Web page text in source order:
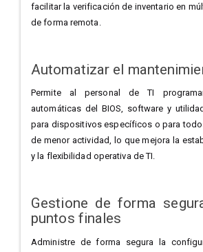
facilitar la verificación de inventario en
de forma remota.
Automatizar el
Permite al personal de TI
automáticas del BIOS, software y
para dispositivos específicos o para
de menor actividad, lo que mejora la
y la flexibilidad operativa de TI.
Gestione de forma
puntos finales
Administre de forma segura la